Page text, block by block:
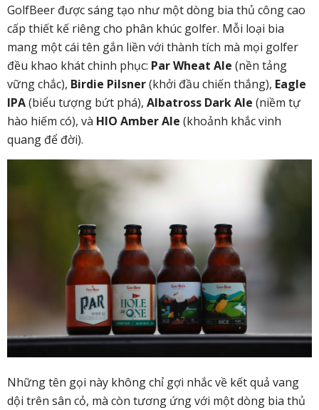
GolfBeer được sáng tạo như một dòng bia thủ công cao
cấp thiết kế riêng cho phân khúc golfer. Mỗi loại bia
mang một cái tên gắn liền với thành tích mà mọi golfer
đều khao khát chinh phục: Par Wheat Ale (nền tảng
vững chắc), Birdie Pilsner(khởi đầu chiến thắng), Eagle
IPA(biểu tượng bứt phá), Albatross Dark Ale (niềm tự
hào hiếm có), và HIO Amber Ale (khoảnh khắc vinh
quang để đời).
Những tên gọi này không chỉ gợi nhắc về kết quả vang
dội trên sân cỏ, mà còn tương ứng với một dòng bia thủ